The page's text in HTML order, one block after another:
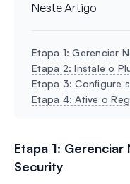
Neste Artigo
Etapa 1: Gerenciar
Etapa 2: Instale o
Etapa 3: Configure
Etapa 4: Ative o
Etapa 1:
Security